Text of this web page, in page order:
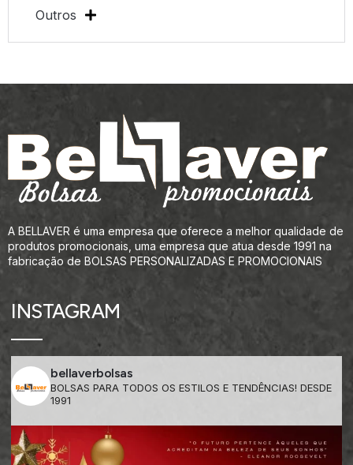
Outros
A BELLAVER é uma empresa que oferece a melhor qualidade de
produtos promocionais, uma empresa que atua desde 1991 na
fabricação de BOLSAS PERSONALIZADAS E PROMOCIONAIS
INSTAGRAM
bellaverbolsas
BOLSAS PARA TODOS OS ESTILOS E TENDÊNCIAS! DESDE
1991